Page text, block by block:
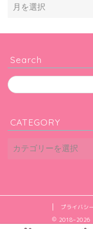
Search
CATEGORY
プライバシ
2018–2026